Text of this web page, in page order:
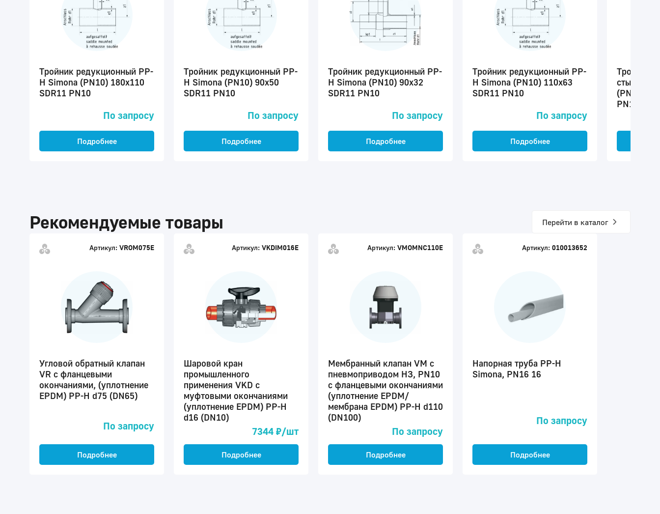
Тройник редукционный PP-
H Simona (PN10) 180x110
SDR11 PN10
По запросу
Подробнее
Тройник редукционный PP-
H Simona (PN10) 90x50
SDR11 PN10
По запросу
Подробнее
Тройник редукционный PP-
H Simona (PN10) 90x32
SDR11 PN10
По запросу
Подробнее
Тройник редукционный PP-
H Simona (PN10) 110x63
SDR11 PN10
По запросу
Подробнее
Тройник
стыковой
(PN10)
PN10
Рекомендуемые товары Перейти в каталог
Артикул: VROM075E
Угловой обратный клапан
VR c фланцевыми
окончаниями, (уплотнение
EPDM) PP-H d75 (DN65)
По запросу
Подробнее
Артикул: VKDIM016E
Шаровой кран
промышленного
применения VKD с
муфтовыми окончаниями
(уплотнение EPDM) PP-H
d16 (DN10)
7344 ₽/шт
Подробнее
Артикул: VMOMNC110E
Мембранный клапан VM с
пневмоприводом НЗ, PN10
с фланцевыми окончаниями
(уплотнение EPDM/
мембрана EPDM) PP-H d110
(DN100)
По запросу
Подробнее
Артикул: 010013652
Напорная труба PP-H
Simona, PN16 16
По запросу
Подробнее